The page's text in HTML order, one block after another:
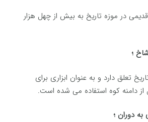
در موزه تاریخ به بیش از چهل هزار
؛
تعلق دارد و به عنوان ابزاری برای
دامنه کوه استفاده می شده است.
به دوران ؛